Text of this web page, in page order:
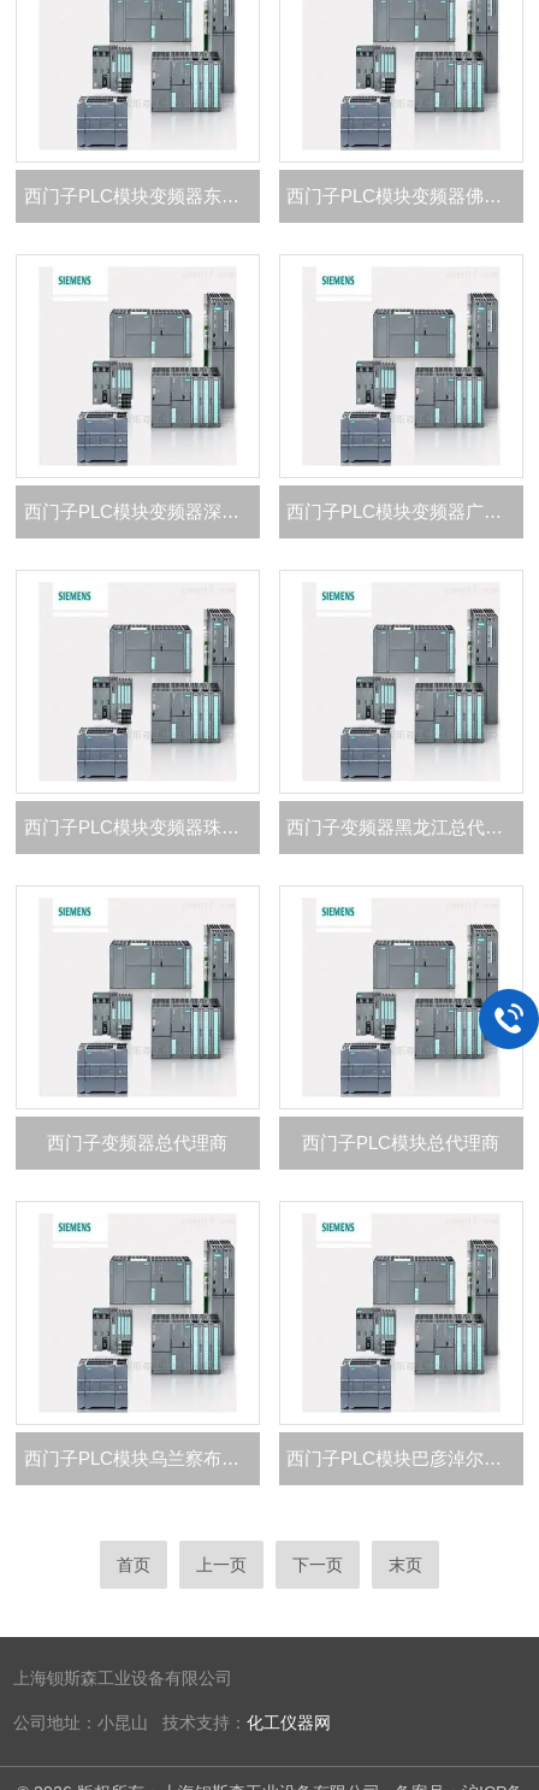
西门子PLC模块变频器东莞市总代理商 西门子PLC模块变频器佛山市总代理商
西门子PLC模块变频器深圳市总代理商 西门子PLC模块变频器广州市总代理商
西门子PLC模块变频器珠三角总代理商 西门子变频器黑龙江总代理商
西门子变频器总代理商 西门子PLC模块总代理商
西门子PLC模块乌兰察布市总代理商 西门子PLC模块巴彦淖尔市总代理商
首页 上一页 下一页 末页
上海钡斯森工业设备有限公司
公司地址：小昆山 技术支持：化工仪器网